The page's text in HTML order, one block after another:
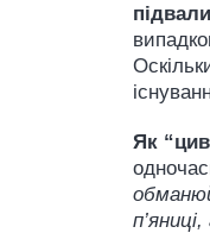
Як